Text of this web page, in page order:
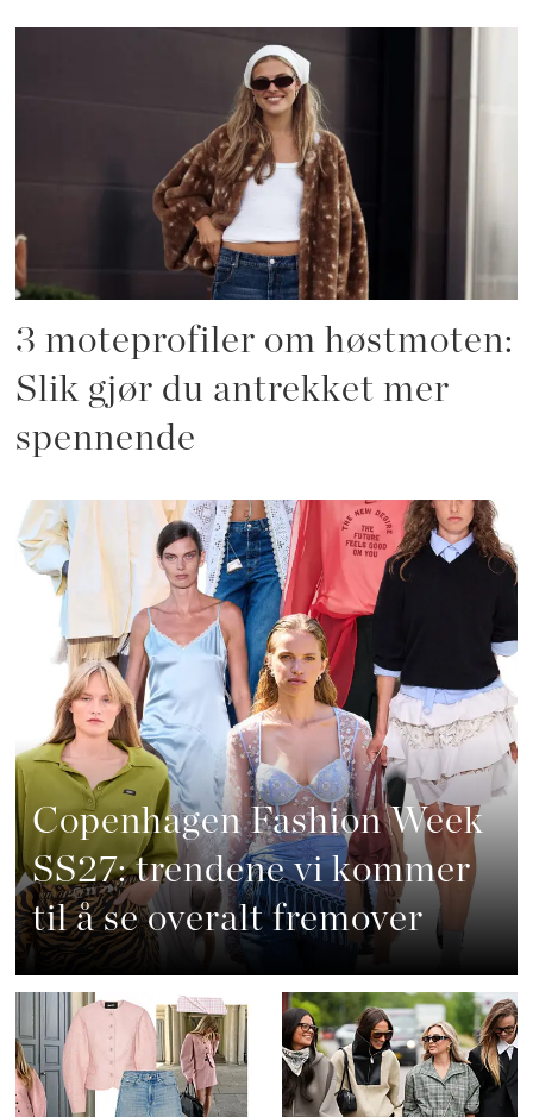
3 moteprofiler om høstmoten:
Slik gjør du antrekket mer
spennende
Copenhagen Fashion Week
SS27: trendene vi kommer
til å se overalt fremover